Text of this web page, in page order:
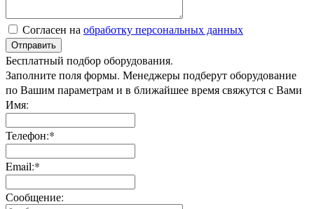
Согласен на обработку персональных данных
Отправить
Бесплатный подбор оборудования.
Заполните поля формы. Менеджеры подберут оборудование
по Вашим параметрам и в ближайшее время свяжутся с Вами
Имя:
Телефон:*
Email:*
Сообщение: